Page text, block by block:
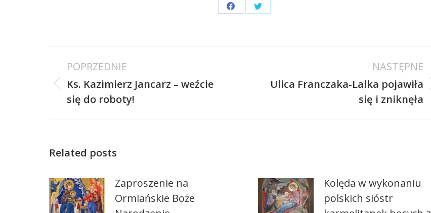
Share
Facebook
Share
Twitter
wpisów
POPRZEDNIE
Poprzedni
wpis:
Ks. Kazimierz Jancarz – weźcie
się do roboty!
NASTĘPNE
Następny
Ulica Franczaka-Lalka pojawiła
się i zniknęła
Related posts
Zaproszenie na
Ormiańskie Boże
Kolęda w wykonaniu
polskich sióstr